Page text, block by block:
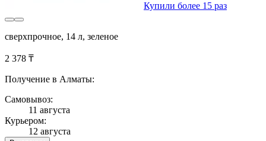
Купили более 15 раз
сверхпрочное, 14 л, зеленое
2 378 ₸
Получение в Алматы:
Самовывоз:
11 августа
Курьером:
12 августа